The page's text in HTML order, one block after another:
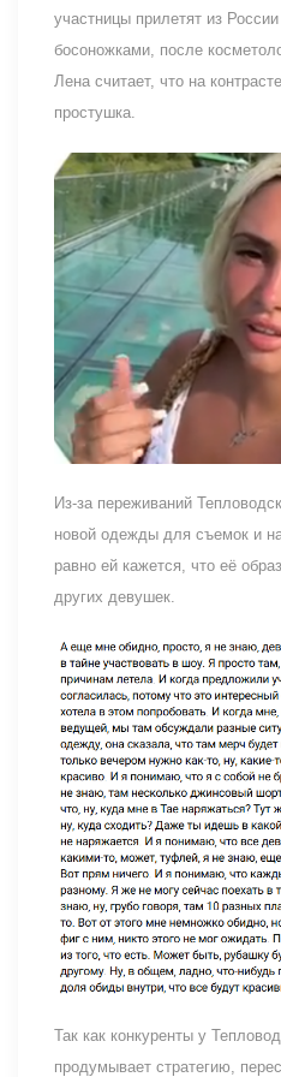
участницы прилетят из
босоножками, после
Лена считает, что на
простушка.
Из-за переживаний
новой одежды для съемок и
равно ей кажется, что её
других девушек.
Так как конкуренты у
продумывает стратегию,